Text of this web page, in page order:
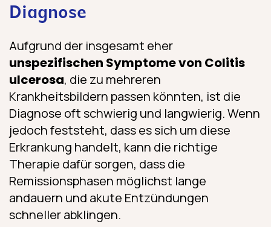
Diagnose
Aufgrund der insgesamt eher
unspezifischen Symptome von Colitis
ulcerosa, die zu mehreren
Krankheitsbildern passen könnten, ist die
Diagnose oft schwierig und langwierig. Wenn
jedoch feststeht, dass es sich um diese
Erkrankung handelt, kann die richtige
Therapie dafür sorgen, dass die
Remissionsphasen möglichst lange
andauern und akute Entzündungen
schneller abklingen.